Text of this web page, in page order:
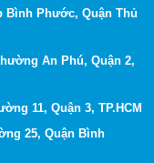
Bình Phước, Quận Thủ
An Phú, Quận 2,
11, Quận 3, TP.HCM
25, Quận Bình